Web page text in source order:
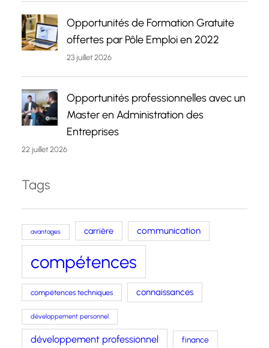
Opportunités de Formation Gratuite
offertes par Pôle Emploi en 2022
23 juillet 2026
Opportunités professionnelles avec un
Master en Administration des
Entreprises
22 juillet 2026
Tags
avantages carrière communication
compétences
compétences techniques connaissances
développement personnel
développement professionnel finance